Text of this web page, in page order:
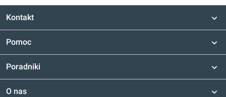
Kontakt
Pomoc
Poradniki
O nas